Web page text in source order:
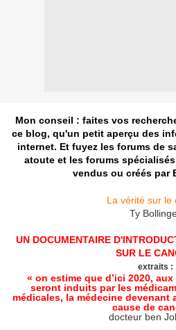
Mon conseil : faites vos
ce blog, qu'un petit aperçu des
internet. Et fuyez les forums de
atoute et les forums
vendus ou créés par
La vérité sur le
Ty
UN DOCUMENTAIRE
SUR LE
extraits :
« on estime que d’ici 2020,
seront induits par les
médicales, la médecine
cause de
docteur ben